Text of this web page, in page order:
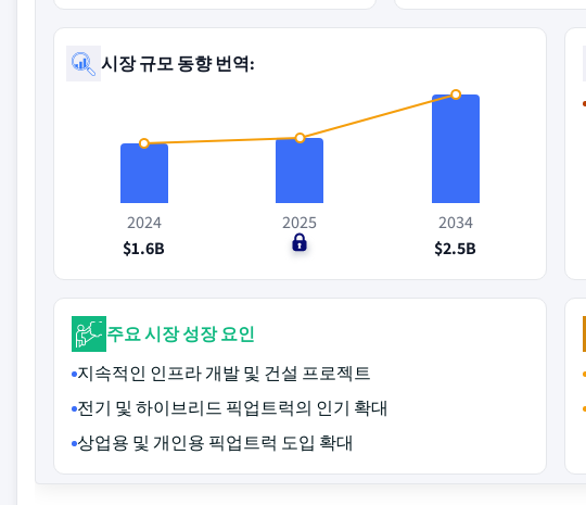
시장 규모 동향 번역:
2024
$1.6B
2025
$0
2034
$2.5B
주요 시장 성장 요인
지속적인 인프라 개발 및 건설 프로젝트
전기 및 하이브리드 픽업트럭의 인기 확대
상업용 및 개인용 픽업트럭 도입 확대